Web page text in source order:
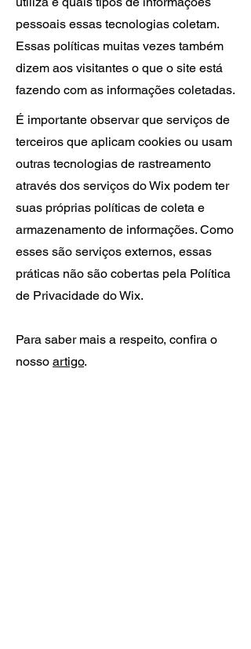
pessoais essas tecnologias coletam.
Essas políticas muitas vezes também
dizem aos visitantes o que o site está
fazendo com as informações coletadas.
É importante observar que serviços de
terceiros que aplicam cookies ou usam
outras tecnologias de rastreamento
através dos serviços do Wix podem ter
suas próprias políticas de coleta e
armazenamento de informações. Como
esses são serviços externos, essas
práticas não são cobertas pela Política
de Privacidade do Wix.
Para saber mais a respeito, confira o
nosso artigo.